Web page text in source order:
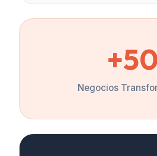
+50
Negocios